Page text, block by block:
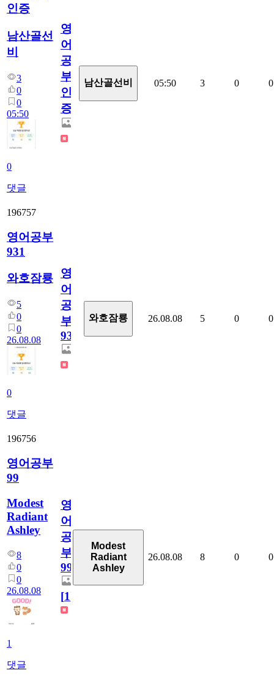
인증
남산골선
비
3
0
0
05:50
0
댓글
영
어
공
부
인
증
남산골선비 05:50 3 0 0
196757
영어공부
931
와호잠룡
5
0
0
26.08.08
0
댓글
영
어
공
부
931
와호잠룡 26.08.08 5 0 0
196756
영어공부
99
Modest
Radiant
Ashley
8
0
0
26.08.08
1
댓글
영
어
공
부
99
[1]
Modest
Radiant
Ashley
26.08.08 8 0 0